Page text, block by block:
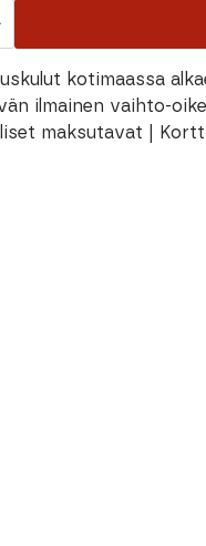
kotimaassa
ilmainen vaihto-
maksutavat |